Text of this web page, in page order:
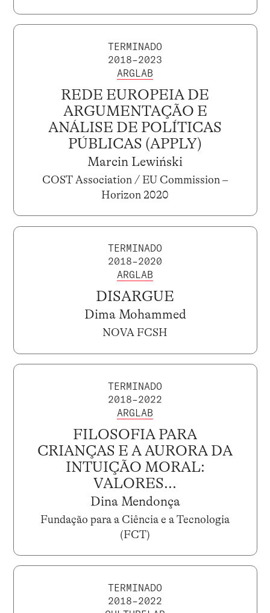
TERMINADO
2018–2023
ARGLAB
REDE EUROPEIA DE
ARGUMENTAÇÃO E
ANÁLISE DE POLÍTICAS
PÚBLICAS (APPLY)
Marcin Lewiński
COST Association / EU Commission –
Horizon 2020
TERMINADO
2018–2020
ARGLAB
DISARGUE
Dima Mohammed
NOVA FCSH
TERMINADO
2018–2022
ARGLAB
FILOSOFIA PARA
CRIANÇAS E A AURORA DA
INTUIÇÃO MORAL:
VALORES...
Dina Mendonça
Fundação para a Ciência e a Tecnologia
(FCT)
TERMINADO
2018–2022